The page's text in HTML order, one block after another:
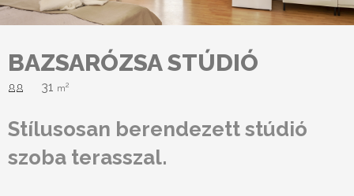
BAZSARÓZSA STÚDIÓ
31 m2
Stílusosan berendezett stúdió
szoba terasszal.